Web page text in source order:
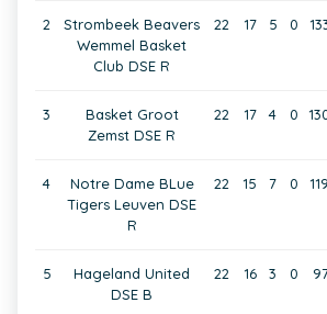
2
Strombeek Beavers
Wemmel Basket
Club DSE R
22 17 5 0
3
Basket Groot
Zemst DSE R
22 17 4 0
4
Notre Dame BLue
Tigers Leuven DSE
R
22 15 7 0
5
Hageland United
DSE B
22 16 3 0